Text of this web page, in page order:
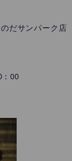
だサンパーク店
00